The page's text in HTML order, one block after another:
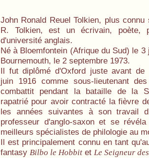
John Ronald Reuel Tolkien, plus
R. Tolkien, est un écrivain, poète,
d'université anglais.
Né à Bloemfontein (Afrique du Sud) le
Bournemouth, le 2 septembre 1973.
Il fut diplômé d'Oxford juste avant
juin 1916 comme sous-lieutenant
combattit pendant la bataille de la
rapatrié pour avoir contracté la fièvre
les années suivantes à son travail
professeur d'anglo-saxon et se
meilleurs spécialistes de philologie au
Il est principalement connu en tant
fantasy Bilbo le Hobbit et Le Seigneur